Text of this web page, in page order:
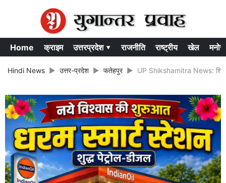
Home क्राइम उत्तरप्रदेश ▾ राजनीति राष्ट्रीय खेल
Hindi News उत्तर-प्रदेश फतेहपुर UP Shikshamitra News: